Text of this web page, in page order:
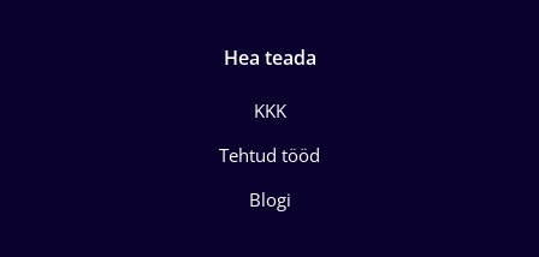
Hea teada
KKK
Tehtud tööd
Blogi